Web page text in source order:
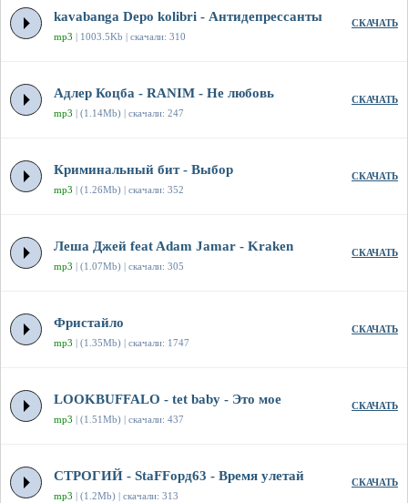
kavabanga Depo kolibri - Антидепрессанты
mp3 | 1003.5Kb | скачали: 310
СКАЧАТЬ
Адлер Коцба - RANIM - Не любовь
mp3 | (1.14Mb) | скачали: 247
СКАЧАТЬ
Криминальный бит - Выбор
mp3 | (1.26Mb) | скачали: 352
СКАЧАТЬ
Леша Джей feat Adam Jamar - Kraken
mp3 | (1.07Mb) | скачали: 305
СКАЧАТЬ
Фристайло
mp3 | (1.35Mb) | скачали: 1747
СКАЧАТЬ
LOOKBUFFALO - tet baby - Это мое
mp3 | (1.51Mb) | скачали: 437
СКАЧАТЬ
СТРОГИЙ - StaFFорд63 - Время улетай
mp3 | (1.2Mb) | скачали: 313
СКАЧАТЬ